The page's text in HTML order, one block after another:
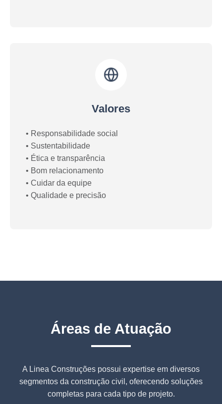
Valores
• Responsabilidade social
• Sustentabilidade
• Ética e transparência
• Bom relacionamento
• Cuidar da equipe
• Qualidade e precisão
Áreas de Atuação
A Linea Construções possui expertise em diversos
segmentos da construção civil, oferecendo soluções
completas para cada tipo de projeto.